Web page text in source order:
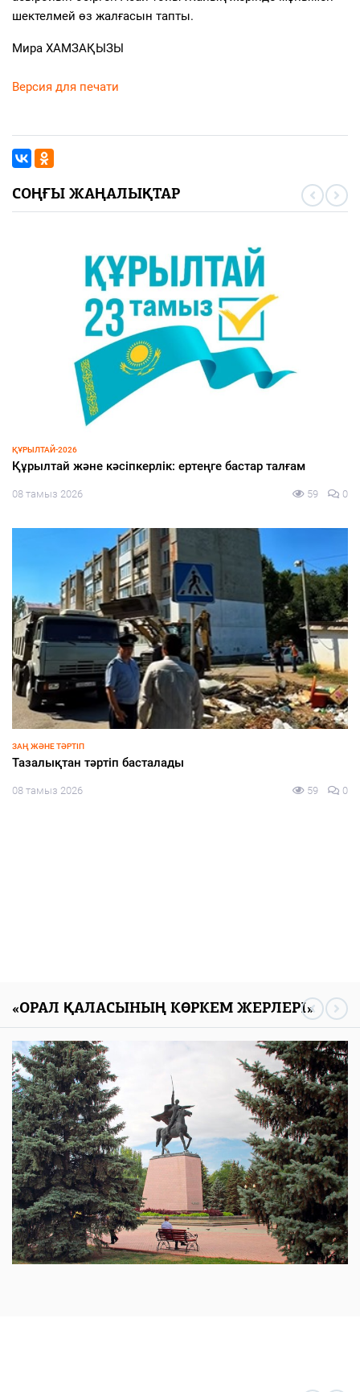
шектелмей өз жалғасын тапты.
Мира ХАМЗАҚЫЗЫ
Версия для печати
СОҢҒЫ ЖАҢАЛЫҚТАР
ЭКОНОМИКА
Жеңілдетілген несиеге жол ашылды
08 тамыз 2026 62 0
ЗАҢ ЖӘНЕ ТӘРТІП
Тәртіп пен талап тоғысқан алаң
08 тамыз 2026 62 0
«ОРАЛ ҚАЛАСЫНЫҢ КӨРКЕМ ЖЕРЛЕРІ»